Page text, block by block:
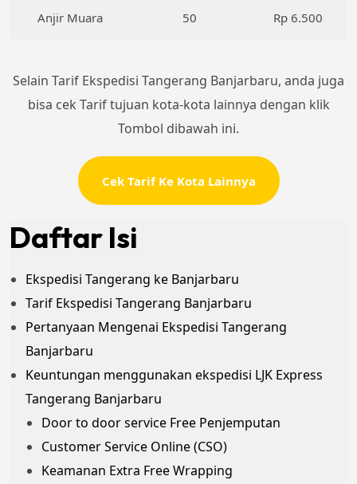
Anjir Muara 50 Rp 6.500
Selain Tarif Ekspedisi Tangerang Banjarbaru, anda juga
bisa cek Tarif tujuan kota-kota lainnya dengan klik
Tombol dibawah ini.
Cek Tarif Ke Kota Lainnya
Daftar Isi
Ekspedisi Tangerang ke Banjarbaru
Tarif Ekspedisi Tangerang Banjarbaru
Pertanyaan Mengenai Ekspedisi Tangerang
Banjarbaru
Keuntungan menggunakan ekspedisi LJK Express
Tangerang Banjarbaru
Door to door service Free Penjemputan
Customer Service Online (CSO)
Keamanan Extra Free Wrapping